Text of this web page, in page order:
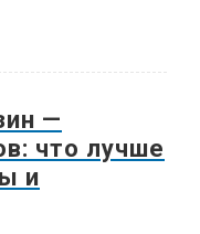
—
что лучше
и